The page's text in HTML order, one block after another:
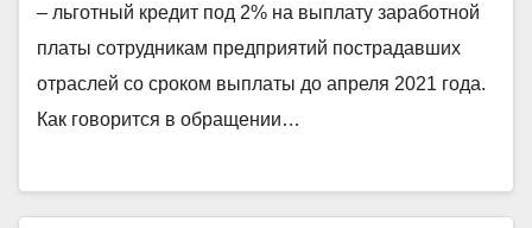
– льготный кредит под 2% на выплату заработной
платы сотрудникам предприятий пострадавших
отраслей со сроком выплаты до апреля 2021 года.
Как говорится в обращении…